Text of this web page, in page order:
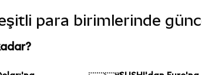
para birimlerinde